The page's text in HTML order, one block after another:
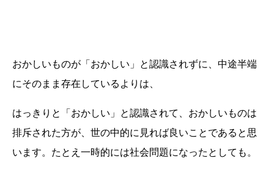
おかしいものが「おかしい」と認識されずに、中途半端
にそのまま存在しているよりは、
はっきりと「おかしい」と認識されて、おかしいものは
排斥された方が、世の中的に見れば良いことであると思
います。たとえ一時的には社会問題になったとしても。